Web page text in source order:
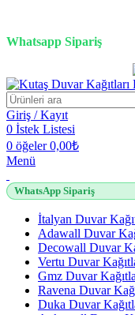
Whatsapp Sipariş
Giriş / Kayıt
0 İstek Listesi
0 öğeler 0,00₺
Menü
WhatsApp Sipariş
İtalyan Duvar
Adawall Duvar
Decowall Duvar
Vertu Duvar
Gmz Duvar
Ravena Duvar
Duka Duvar